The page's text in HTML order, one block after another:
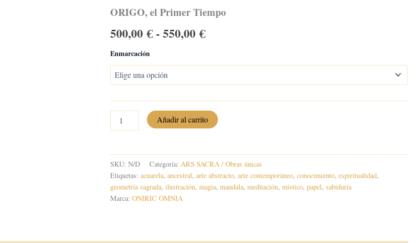
ORIGO, el Primer Tiempo
500,00€ - 550,00€Rango
precios:
desde
500,00 €
hasta
Enmarcación
cantidad
Añadir al carrito
SKU:N/D Categoría:ARS SACRA / Obras únicas
Etiquetas:acuarela,ancestral,arte abstracto,arte contemporáneo,conocimiento,espiritualidad,
geometría sagrada,ilustración,magia,mandala,meditación,místico,papel,sabiduría
Marca:ONIRIC OMNIA